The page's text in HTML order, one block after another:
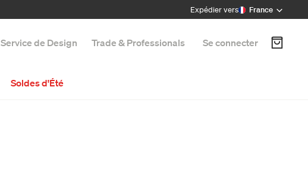
Expédier vers France
Service de Design Trade & Professionals Se connecter
Soldes d'Été